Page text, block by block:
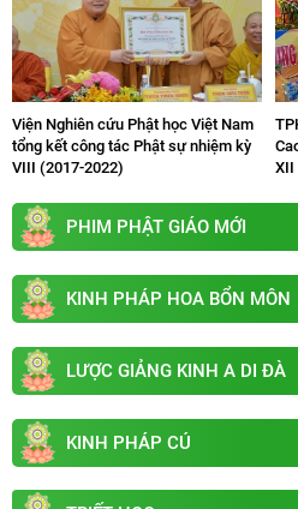
Viện Nghiên cứu Phật học Việt Nam
tổng kết công tác Phật sự nhiệm kỳ
VIII (2017-2022)
XII
PHIM PHẬT GIÁO MỚI
KINH PHÁP HOA BỔN MÔN
LƯỢC GIẢNG KINH A DI ĐÀ
KINH PHÁP CÚ